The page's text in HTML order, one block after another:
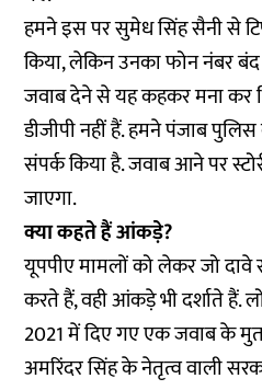
हमने इस पर सुमेध सिंह सैनी से
किया, लेकिन उनका फोन नंबर बंद
जवाब देने से यह कहकर मना कर
डीजीपी नहीं हैं. हमने पंजाब
संपर्क किया है. जवाब आने पर
जाएगा.
क्या कहते हैं आंकड़े?
यूपपीए मामलों को लेकर जो दावे
करते हैं, वही आंकड़े भी दर्शाते हैं.
2021 में दिए गए एक जवाब के
अमरिंदर सिंह के नेतृत्व वाली